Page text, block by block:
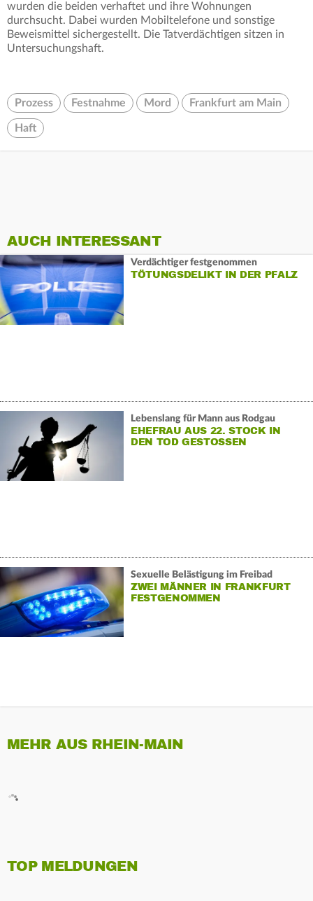
wurden die beiden verhaftet und ihre Wohnungen
durchsucht. Dabei wurden Mobiltelefone und sonstige
Beweismittel sichergestellt. Die Tatverdächtigen sitzen in
Untersuchungshaft.
Prozess Festnahme Mord Frankfurt am Main
Haft
AUCH INTERESSANT
Verdächtiger festgenommen
TÖTUNGSDELIKT IN DER PFALZ
Lebenslang für Mann aus Rodgau
EHEFRAU AUS 22. STOCK IN
DEN TOD GESTOSSEN
Sexuelle Belästigung im Freibad
ZWEI MÄNNER IN FRANKFURT
FESTGENOMMEN
MEHR AUS RHEIN-MAIN
TOP MELDUNGEN